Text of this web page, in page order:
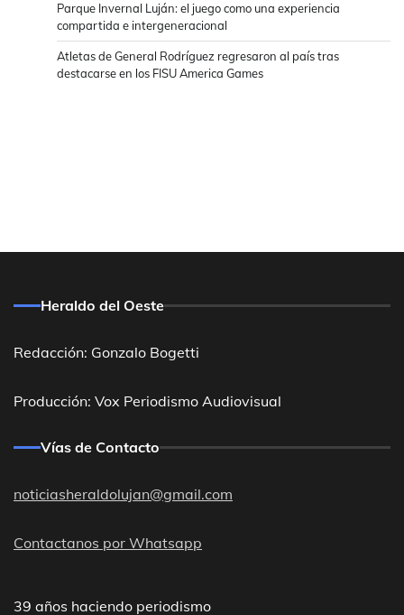
Parque Invernal Luján: el juego como una experiencia
compartida e intergeneracional
Atletas de General Rodríguez regresaron al país tras
destacarse en los FISU America Games
Heraldo del Oeste
Redacción: Gonzalo Bogetti
Producción: Vox Periodismo Audiovisual
Vías de Contacto
noticiasheraldolujan@gmail.com
Contactanos por Whatsapp
39 años haciendo periodismo